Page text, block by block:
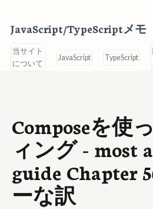
JavaScript/TypeScriptメモ
当サイト
について
JavaScript TypeScript
Composeを使
ィング - most
guide Chapter
ーな訳